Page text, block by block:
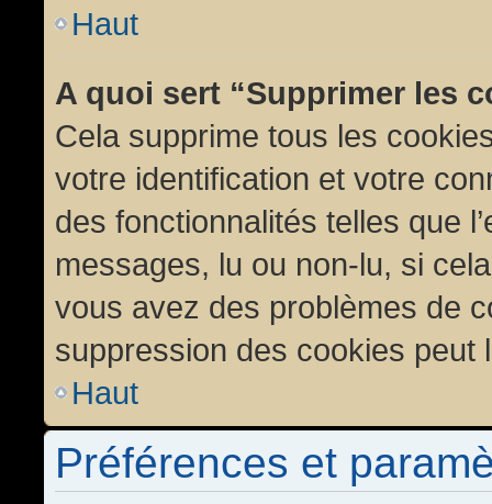
Haut
A quoi sert “Supprimer les
Cela supprime tous les
votre identification et votre
des fonctionnalités telles que
messages, lu ou non-lu, si
vous avez des problèmes de
suppression des cookies peut
Haut
Préférences et